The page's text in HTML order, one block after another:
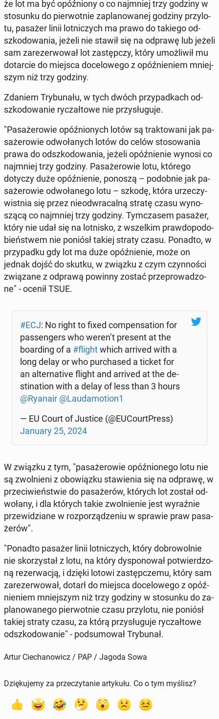
że lot ma być opóź­nio­ny o co naj­mniej trzy godziny w
sto­sun­ku do pier­wot­nie za­pla­no­wa­nej godziny przy­lo­
tu, pasażer linii lot­ni­czych ma prawo do takiego od­
szko­do­wa­nia, jeżeli nie stawił się na odprawę lub jeżeli
sam za­re­zer­wo­wał lot za­stęp­czy, który umoż­li­wił mu
do­tar­cie do miejsca do­ce­lo­we­go z opóź­nie­niem mniej­
szym niż trzy godziny.
Zdaniem Try­bu­na­łu, w tych dwóch przy­pad­kach od­
szko­do­wa­nie ry­czał­to­we nie przy­słu­gu­je.
"Pa­sa­że­ro­wie opóź­nio­nych lotów są trak­to­wa­ni jak pa­
sa­że­ro­wie od­wo­ła­nych lotów do celów sto­so­wa­nia
prawa do od­szko­do­wa­nia, jeżeli opóź­nie­nie wynosi co
naj­mniej trzy godziny. Pa­sa­że­ro­wie lotu, którego
dotyczy duże opóź­nie­nie, ponoszą – po­dob­nie jak pa­
sa­że­ro­wie od­wo­ła­ne­go lotu – szkodę, która urze­czy­
wist­nia się przez nie­od­wra­cal­ną stratę czasu wy­no­
szą­cą co naj­mniej trzy godziny. Tym­cza­sem pasażer,
który nie udał się na lot­ni­sko, z wszel­kim praw­do­po­do­
bień­stwem nie poniósł takiej straty czasu. Ponadto, w
przy­pad­ku gdy lot ma duże opóź­nie­nie, może on
jednak dojść do skutku, w związku z czym czyn­no­ści
zwią­za­ne z odprawą powinny zostać prze­pro­wa­dzo­
ne" - ocenił TSUE.
#ECJ: No right to fixed com­pen­sa­tion for
pas­sen­gers who weren’t present at the
bo­ar­ding of a #flightwhich arrived with a
long delay or who pur­cha­sed a ticket for
an al­ter­na­ti­ve flight and arrived at the de­
sti­na­tion with a delay of less than 3 hours
@Ryanair @Lau­da­mo­tion1
— EU Court of Justice (@EU­Co­urt­Press)
January 25, 2024
W związku z tym, "pa­sa­że­ro­wie opóź­nio­ne­go lotu nie
są zwol­nie­ni z obo­wiąz­ku sta­wie­nia się na odprawę, w
prze­ci­wień­stwie do pa­sa­że­rów, których lot został od­
wo­ła­ny, i dla których takie zwol­nie­nie jest wy­raź­nie
prze­wi­dzia­ne w roz­po­rzą­dze­niu w sprawie praw pa­sa­
że­rów".
"Ponadto pasażer linii lot­ni­czych, który do­bro­wol­nie
nie sko­rzy­stał z lotu, na który dys­po­no­wał po­twier­dzo­
ną re­zer­wa­cją, i dzięki lotowi za­stęp­cze­mu, który sam
za­re­zer­wo­wał, dotarł do miejsca do­ce­lo­we­go z opóź­
nie­niem mniej­szym niż trzy godziny w sto­sun­ku do za­
pla­no­wa­ne­go pier­wot­nie czasu przy­lo­tu, nie poniósł
takiej straty czasu, za którą przy­słu­gu­je ry­czał­to­we
od­szko­do­wa­nie" - pod­su­mo­wał Try­bu­nał.
Artur Ciechanowicz / PAP / Jagoda Sowa
Dziękujemy za przeczytanie artykułu. Co o tym myślisz?